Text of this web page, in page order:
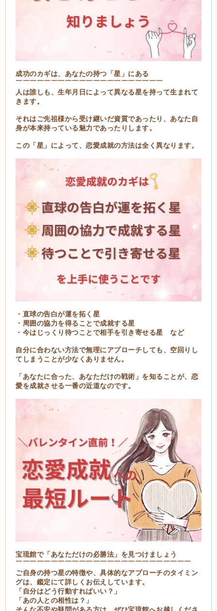
成功のカギは、あなたの持つ「星」にある
￣￣￣￣￣￣￣￣￣￣￣￣￣￣￣￣￣￣￣￣￣
人は誰しも、生年月日によって異なる星を持って生まれて
きます。
それはご先祖様から受け継いだ資質であったり、あなた自
身が本来持っている魅力であったりします。
この「星」によって、恋愛成就の方法は全く異なります。
・直球の告白が運を拓く星
・周囲の協力を得ることで成就する星
・今はじっくり待つことで相手を引き寄せる星 など
自分に合わない方法で無理にアプローチしても、空回りし
てしまうことが少なくありません。
「あなたに合った、あなただけの戦術」を知ることが、恋
愛を成就させる一番の近道なのです。
宝琉館で「あなただけの必勝法」を見つけましょう
￣￣￣￣￣￣￣￣￣￣￣￣￣￣￣￣￣￣￣￣￣￣￣￣￣
ご自身の持つ星の特徴や、具体的なアプローチのタイミン
グは、鑑定にて詳しくお伝えしています。
「自分はどう行動すればいい？」
「あの人との相性は？」
そんな不安や疑問がある方は、ぜひ宝琉館へお越しくださ